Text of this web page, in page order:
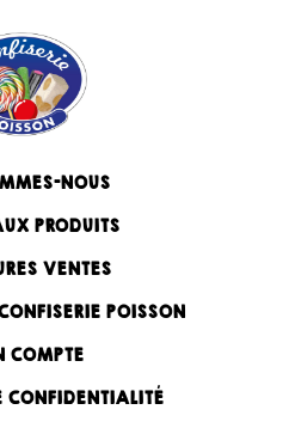
NOUS
PRODUITS
VENTES
POISSON
COMPTE
CONFIDENTIALITÉ